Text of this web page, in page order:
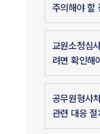
주의해야 할
교원소청심
려면 확인해
공무원형사
관련 대응 절